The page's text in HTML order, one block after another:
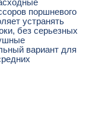
поршневого
устранять
без серьезных
вариант для